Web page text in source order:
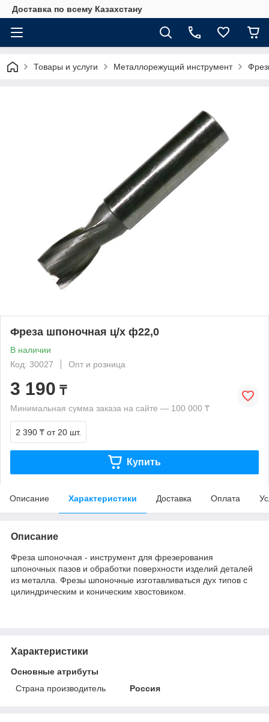
Доставка по всему Казахстану
Товары и услуги Металлорежущий инструмент
Фреза шпоночная ц/х ф22,0
В наличии
Код: 30027
Опт и розница
3 190 ₸
Минимальная сумма заказа на сайте — 100 000 ₸
2 390 ₸ от 20 шт.
Купить
Описание Характеристики Доставка Оплата
Описание
Фреза шпоночная - инструмент для фрезерования
шпоночных пазов и обработки поверхности изделий деталей
из металла. Фрезы шпоночные изготавливаться дух типов с
цилиндрическим и коническим хвостовиком.
Характеристики
Основные атрибуты
Страна производитель
Россия